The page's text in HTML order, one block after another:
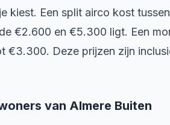
kiest. Een split airco kost
€2.600 en €5.300 ligt. Een
€3.300. Deze prijzen zijn
van Almere Buiten